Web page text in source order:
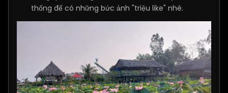
thống để có những bức ảnh "triệu like" nhé.